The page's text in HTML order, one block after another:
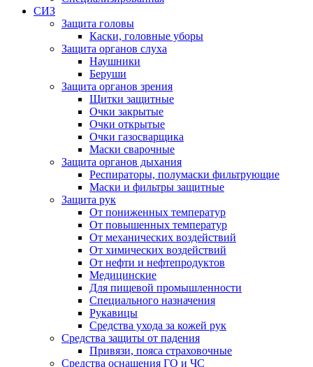
СИЗ
Защита головы
Каски, головные уборы
Защита органов слуха
Наушники
Беруши
Защита органов зрения
Щитки защитные
Очки закрытые
Очки открытые
Очки газосварщика
Маски сварочные
Защита органов дыхания
Респираторы, полумаски фильтрующие
Маски и фильтры защитные
Защита рук
От пониженных температур
От повышенных температур
От механических воздействий
От химических воздействий
От нефти и нефтепродуктов
Медицинские
Для пищевой промышленности
Специального назначения
Рукавицы
Средства ухода за кожей рук
Средства защиты от падения
Привязи, пояса страховочные
Средства оснащения ГО и ЧС